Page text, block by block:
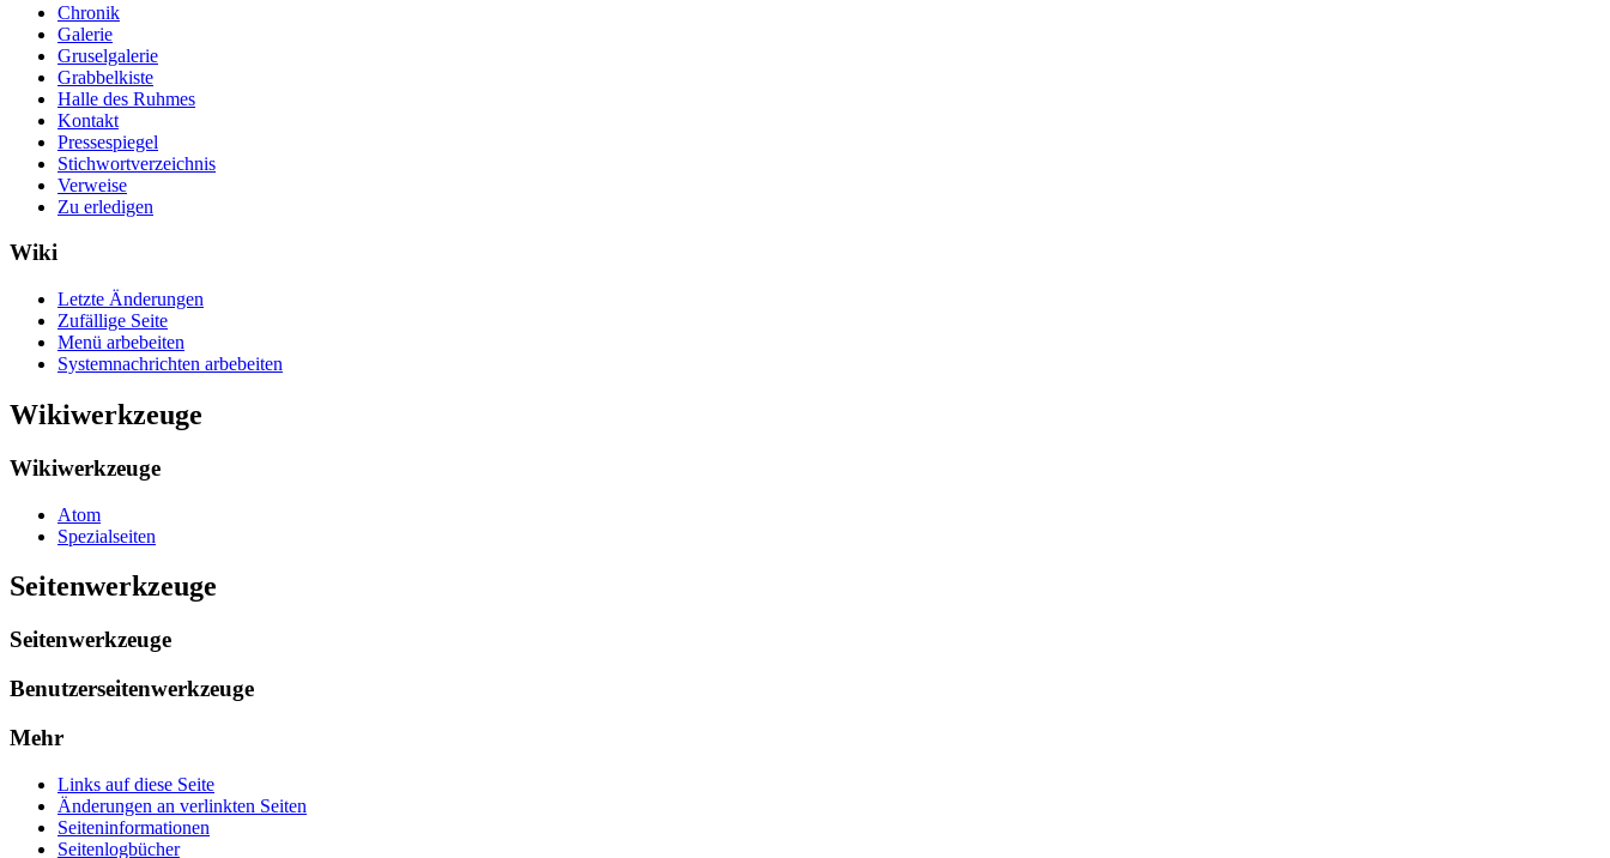
Chronik
Galerie
Gruselgalerie
Grabbelkiste
Halle des Ruhmes
Kontakt
Pressespiegel
Stichwortverzeichnis
Verweise
Zu erledigen
Wiki
Letzte Änderungen
Zufällige Seite
Menü arbebeiten
Systemnachrichten arbebeiten
Wikiwerkzeuge
Wikiwerkzeuge
Atom
Spezialseiten
Seitenwerkzeuge
Seitenwerkzeuge
Benutzerseitenwerkzeuge
Mehr
Links auf diese Seite
Änderungen an verlinkten Seiten
Seiten­­informationen
Seitenlogbücher